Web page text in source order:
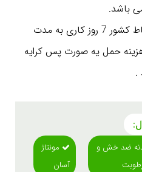
باشد.
در خصوص ارسال به سایر نقاط کشور 7 روز کاری به مدت
حمل یه صورت پس کرایه
.
ضد خش و
مونتاژ
آسان